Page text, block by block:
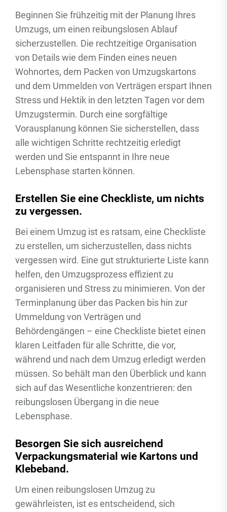
Beginnen Sie frühzeitig mit der Planung Ihres
Umzugs, um einen reibungslosen Ablauf
sicherzustellen. Die rechtzeitige Organisation
von Details wie dem Finden eines neuen
Wohnortes, dem Packen von Umzugskartons
und dem Ummelden von Verträgen erspart Ihnen
Stress und Hektik in den letzten Tagen vor dem
Umzugstermin. Durch eine sorgfältige
Vorausplanung können Sie sicherstellen, dass
alle wichtigen Schritte rechtzeitig erledigt
werden und Sie entspannt in Ihre neue
Lebensphase starten können.
Erstellen Sie eine Checkliste, um nichts
zu vergessen.
Bei einem Umzug ist es ratsam, eine Checkliste
zu erstellen, um sicherzustellen, dass nichts
vergessen wird. Eine gut strukturierte Liste kann
helfen, den Umzugsprozess effizient zu
organisieren und Stress zu minimieren. Von der
Terminplanung über das Packen bis hin zur
Ummeldung von Verträgen und
Behördengängen – eine Checkliste bietet einen
klaren Leitfaden für alle Schritte, die vor,
während und nach dem Umzug erledigt werden
müssen. So behält man den Überblick und kann
sich auf das Wesentliche konzentrieren: den
reibungslosen Übergang in die neue
Lebensphase.
Besorgen Sie sich ausreichend
Verpackungsmaterial wie Kartons und
Klebeband.
Um einen reibungslosen Umzug zu
gewährleisten, ist es entscheidend, sich